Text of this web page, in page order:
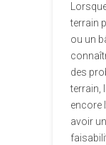
terrain
ou un
des
terrain,
encore
avoir